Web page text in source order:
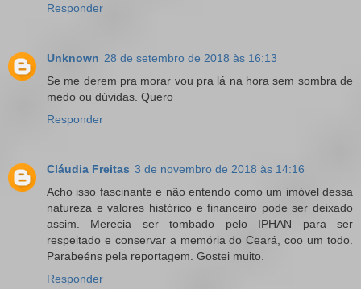
Responder
Unknown 28 de setembro de 2018 às 16:13
Se me derem pra morar vou pra lá na hora sem sombra de
medo ou dúvidas. Quero
Responder
Cláudia Freitas 3 de novembro de 2018 às 14:16
Acho isso fascinante e não entendo como um imóvel dessa
natureza e valores histórico e financeiro pode ser deixado
assim. Merecia ser tombado pelo IPHAN para ser
respeitado e conservar a memória do Ceará, coo um todo.
Parabeéns pela reportagem. Gostei muito.
Responder